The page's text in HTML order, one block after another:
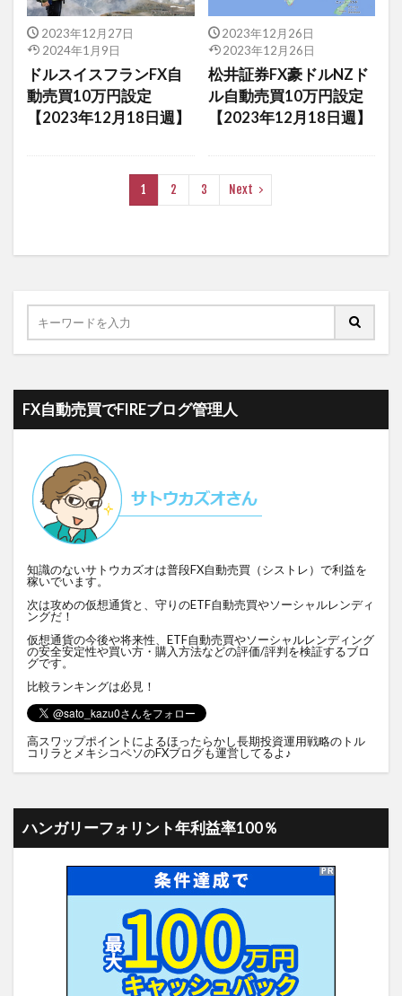
2023年12月27日
2024年1月9日
ドルスイスフランFX自
動売買10万円設定
【2023年12月18日週】
2023年12月26日
2023年12月26日
松井証券FX豪ドルNZド
ル自動売買10万円設定
【2023年12月18日週】
1 2 3 Next
FX自動売買でFIREブログ管理人
知識のないサトウカズオは普段FX自動売買（シストレ）で利益を
稼いでいます。
次は攻めの仮想通貨と、守りのETF自動売買やソーシャルレンディ
ングだ！
仮想通貨の今後や将来性、ETF自動売買やソーシャルレンディング
の安全安定性や買い方・購入方法などの評価/評判を検証するブロ
グです。
比較ランキングは必見！
高スワップポイントによるほったらかし長期投資運用戦略の トル
コリラとメキシコペソのFXブログも運営してるよ♪
ハンガリーフォリント年利益率100％